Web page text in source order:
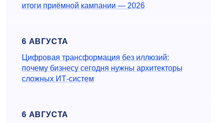
итоги приёмной кампании — 2026
6 АВГУСТА
Цифровая трансформация без иллюзий:
почему бизнесу сегодня нужны архитекторы
сложных ИТ-систем
6 АВГУСТА